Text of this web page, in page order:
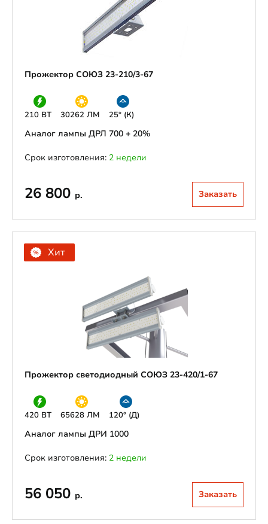
Прожектор СОЮЗ 23-210/3-67
210 ВТ 30262 ЛМ 25° (К)
Аналог лампы ДРЛ 700 + 20%
Срок изготовления: 2 недели
26 800 р. Заказать
Хит
Прожектор светодиодный СОЮЗ 23-420/1-67
420 ВТ 65628 ЛМ 120° (Д)
Аналог лампы ДРИ 1000
Срок изготовления: 2 недели
56 050 р. Заказать